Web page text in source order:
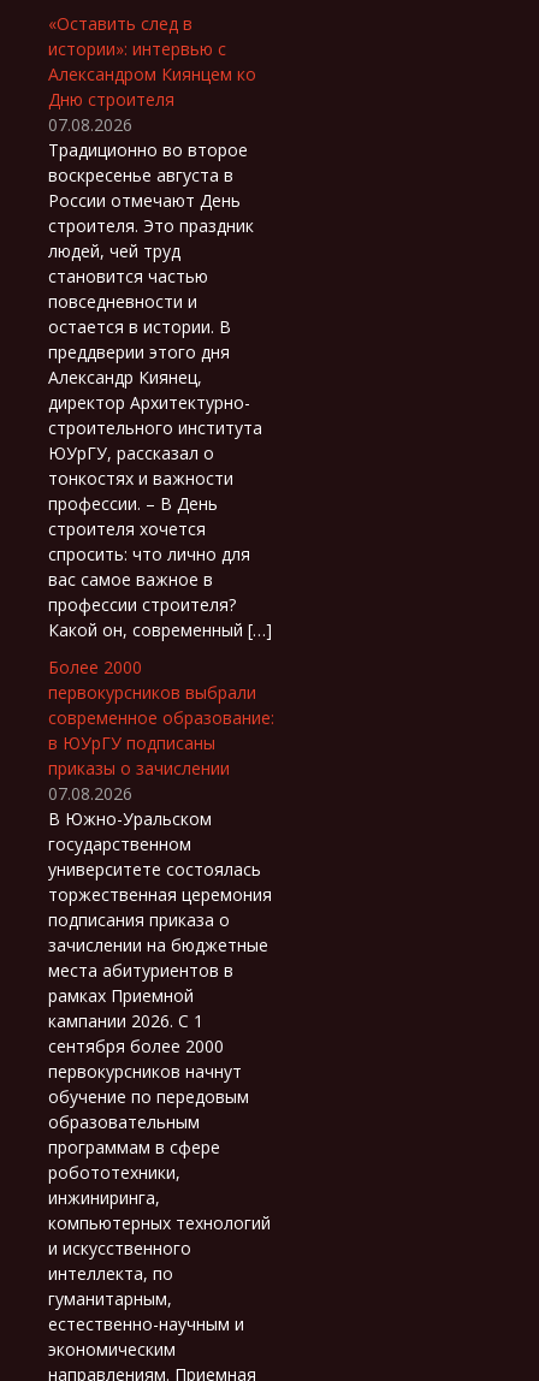
«Оставить след в
истории»: интервью с
Александром Киянцем ко
Дню строителя
07.08.2026
Традиционно во второе
воскресенье августа в
России отмечают День
строителя. Это праздник
людей, чей труд
становится частью
повседневности и
остается в истории. В
преддверии этого дня
Александр Киянец,
директор Архитектурно-
строительного института
ЮУрГУ, рассказал о
тонкостях и важности
профессии. – В День
строителя хочется
спросить: что лично для
вас самое важное в
профессии строителя?
Какой он, современный […]
Более 2000
первокурсников выбрали
современное образование:
в ЮУрГУ подписаны
приказы о зачислении
07.08.2026
В Южно-Уральском
государственном
университете состоялась
торжественная церемония
подписания приказа о
зачислении на бюджетные
места абитуриентов в
рамках Приемной
кампании 2026. С 1
сентября более 2000
первокурсников начнут
обучение по передовым
образовательным
программам в сфере
робототехники,
инжиниринга,
компьютерных технологий
и искусственного
интеллекта, по
гуманитарным,
естественно-научным и
экономическим
направлениям. Приемная